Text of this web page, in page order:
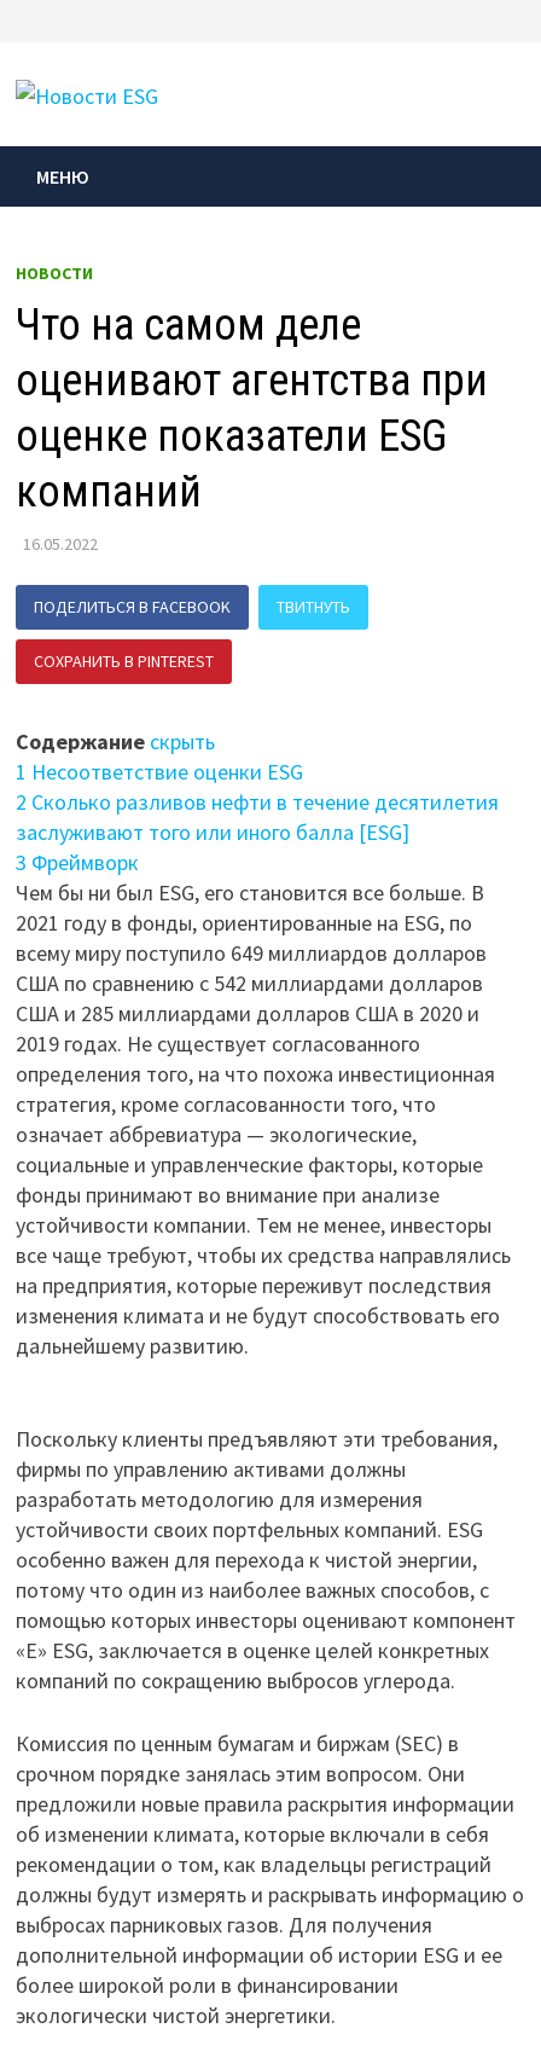
содержимому
МЕНЮ
НОВОСТИ
Что на самом деле
оценивают агентства при
оценке показатели ESG
компаний
16.05.2022
ПОДЕЛИТЬСЯ В FACEBOOK ТВИТНУТЬ
СОХРАНИТЬ В PINTEREST
Содержание скрыть
1 Несоответствие оценки ESG
2 Сколько разливов нефти в течение десятилетия
заслуживают того или иного балла [ESG]
3 Фреймворк
Чем бы ни был ESG, его становится все больше. В
2021 году в фонды, ориентированные на ESG, по
всему миру поступило 649 миллиардов долларов
США по сравнению с 542 миллиардами долларов
США и 285 миллиардами долларов США в 2020 и
2019 годах. Не существует согласованного
определения того, на что похожа инвестиционная
стратегия, кроме согласованности того, что
означает аббревиатура — экологические,
социальные и управленческие факторы, которые
фонды принимают во внимание при анализе
устойчивости компании. Тем не менее, инвесторы
все чаще требуют, чтобы их средства направлялись
на предприятия, которые переживут последствия
изменения климата и не будут способствовать его
дальнейшему развитию.
Поскольку клиенты предъявляют эти требования,
фирмы по управлению активами должны
разработать методологию для измерения
устойчивости своих портфельных компаний. ESG
особенно важен для перехода к чистой энергии,
потому что один из наиболее важных способов, с
помощью которых инвесторы оценивают компонент
«E» ESG, заключается в оценке целей конкретных
компаний по сокращению выбросов углерода.
Комиссия по ценным бумагам и биржам (SEC) в
срочном порядке занялась этим вопросом. Они
предложили новые правила раскрытия информации
об изменении климата, которые включали в себя
рекомендации о том, как владельцы регистраций
должны будут измерять и раскрывать информацию о
выбросах парниковых газов. Для получения
дополнительной информации об истории ESG и ее
более широкой роли в финансировании
экологически чистой энергетики.